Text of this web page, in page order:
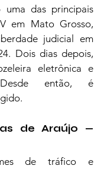
uma das principais
em Mato Grosso,
judicial em
Dois dias depois,
eletrônica e
Desde então, é
de Araújo —
de tráfico e